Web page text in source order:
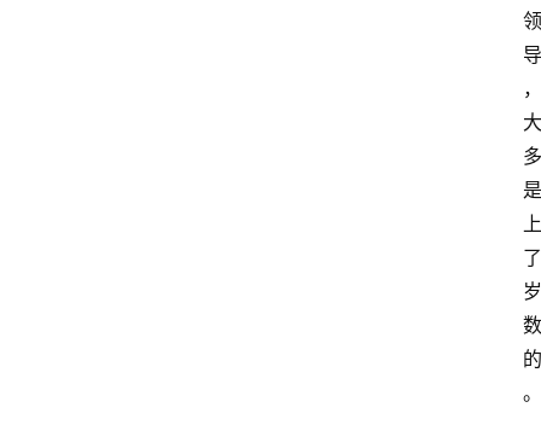
领
导
，
大
多
是
上
了
岁
数
的
。